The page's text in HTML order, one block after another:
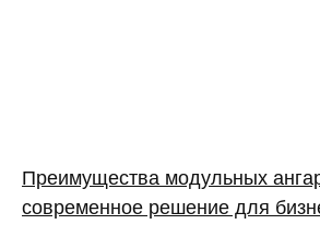
Преимущества модульных
современное решение для